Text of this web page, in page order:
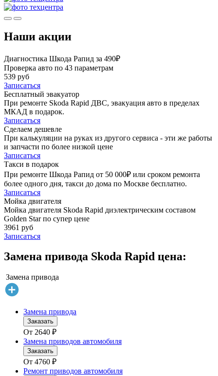
Наши акции
Диагностика Шкода Рапид за 490₽
Проверка авто по 43 параметрам
539 руб
Записаться
Бесплатный эвакуатор
При ремонте Skoda Rapid ДВС, эвакуация авто в пределах
МКАД в подарок.
Записаться
Сделаем дешевле
При калькуляции на руках из другого сервиса - эти же работы
и запчасти по более низкой цене
Записаться
Такси в подарок
При ремонте Шкода Рапид от 50 000₽ или сроком ремонта
более одного дня, такси до дома по Москве бесплатно.
Записаться
Мойка двигателя
Мойка двигателя Skoda Rapid диэлектрическим составом
Golden Star по супер цене
3961 руб
Записаться
Замена привода Skoda Rapid цена:
Замена привода
Замена привода
Заказать
От 2640 ₽
Замена приводов автомобиля
Заказать
От 4760 ₽
Ремонт приводов автомобиля